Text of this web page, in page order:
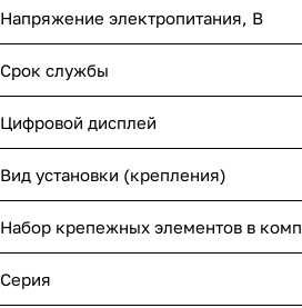
Напряжение электропитания, В
Срок службы
Цифровой дисплей
Вид установки (крепления)
Набор крепежных элементов в
Серия